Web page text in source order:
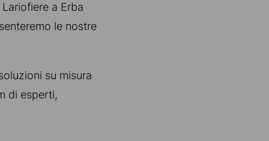
a Erba
le nostre
su misura
di esperti,